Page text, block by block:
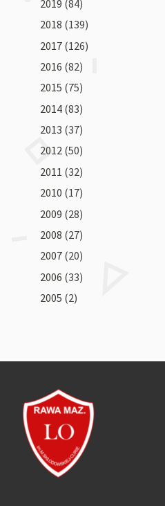
2019 (84)
2018 (139)
2017 (126)
2016 (82)
2015 (75)
2014 (83)
2013 (37)
2012 (50)
2011 (32)
2010 (17)
2009 (28)
2008 (27)
2007 (20)
2006 (33)
2005 (2)